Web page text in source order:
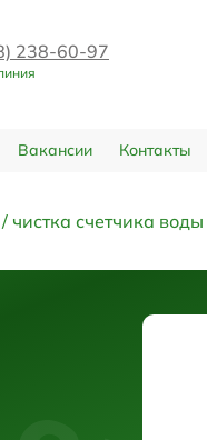
238-60-97
Вакансии Контакты
чистка счетчика воды